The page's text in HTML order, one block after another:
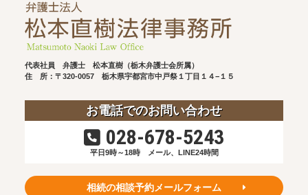
代表社員 弁護士 松本直樹（栃木弁護士会所属）
住 所：〒320-0057 栃木県宇都宮市中戸祭１丁目１４−１５
お電話でのお問い合わせ
028-678-5243
平日9時～18時 メール、LINE24時間
相続の相談予約メールフォーム